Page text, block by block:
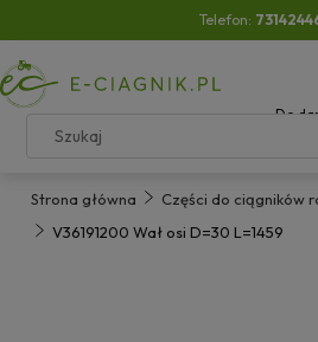
Telefon:
Do
Strona główna Części do ciągników
V36191200 Wał osi D=30 L=1459